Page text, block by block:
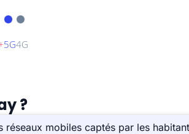
?
mobiles captés par les